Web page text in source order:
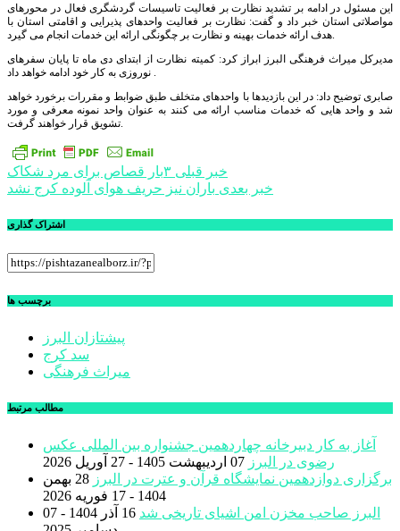
این مسئول در ادامه بر تشدید نظارت بر فعالیت تاسیسات گردشگری فعال در محورهای
مواصلاتی استان خبر داد و گفت: نظارت بر فعالیت واحدهای پذیرایی و اقامتی استان با
هدف ارائه خدمات بهینه و نظارت بر چگونگی ارائه این خدمات انجام می گیرد.
مدیرکل میراث فرهنگی البرز ابراز کرد: کمیته نظارت از ابتدای دی ماه تا پایان سفرهای
نوروزی به کار خود ادامه خواهد داد .
صابری توضیح داد: در این بازدیدها با واحدهای متخلف طبق ضوابط و مقررات برخورد خواهد
شد و واحد هایی که خدمات مناسب ارائه می کنند به عنوان واحد نمونه معرفی و مورد
تشویق قرار خواهند گرفت.
راهبری
نوشته
خبر قبلی ٣بار قصاص برای مرد شکاک
خبر بعدی باران نیز حریف هوای آلوده کرج نشد
اشتراک گذاری
برچسب ها
پیشتازان البرز
سد کرج
میراث فرهنگی
مطالب مرتبط
آغاز به کار دبیرخانه چهاردهمین جشنواره بین المللی عکس
رضوی در البرز 07 اردیبهشت 1405 - 27 آوریل 2026
برگزاری دوازدهمین نمایشگاه قرآن و عترت در البرز
28 بهمن
1404 - 17 فوریه 2026
البرز صاحب مخزن امن اشیای تاریخی شد
16 آذر 1404 - 07